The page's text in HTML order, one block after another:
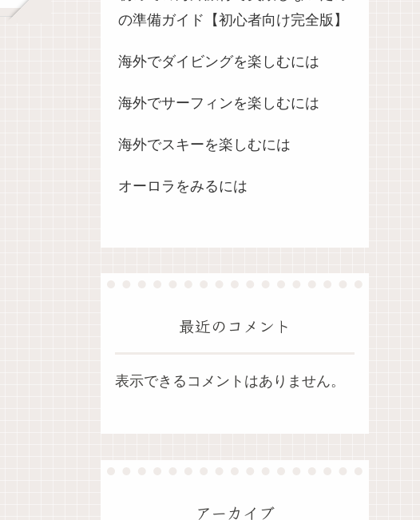
の準備ガイド【初心者向け完全版】
海外でダイビングを楽しむには
海外でサーフィンを楽しむには
海外でスキーを楽しむには
オーロラをみるには
最近のコメント
表示できるコメントはありません。
アーカイブ